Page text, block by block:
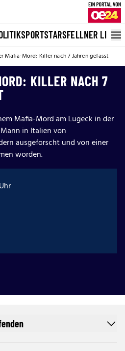
SPORTSTARSFELLNER LIVE
Mafia-Mord: Killer nach 7 Jahren gefasst
KILLER NACH 7
Mafia-Mord am Lugeck in der
in Italien von
ausgeforscht und von einer
worden.